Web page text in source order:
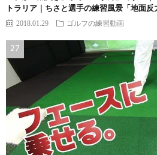
トラリア｜ちさと選手の練習風景「地面
2018.01.29 ゴルフの練習動画